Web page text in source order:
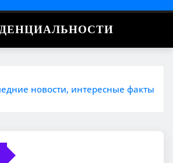
новости, интересные факты